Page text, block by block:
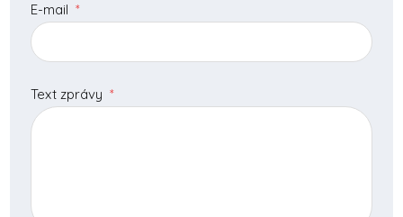
E-mail *
Text zprávy *